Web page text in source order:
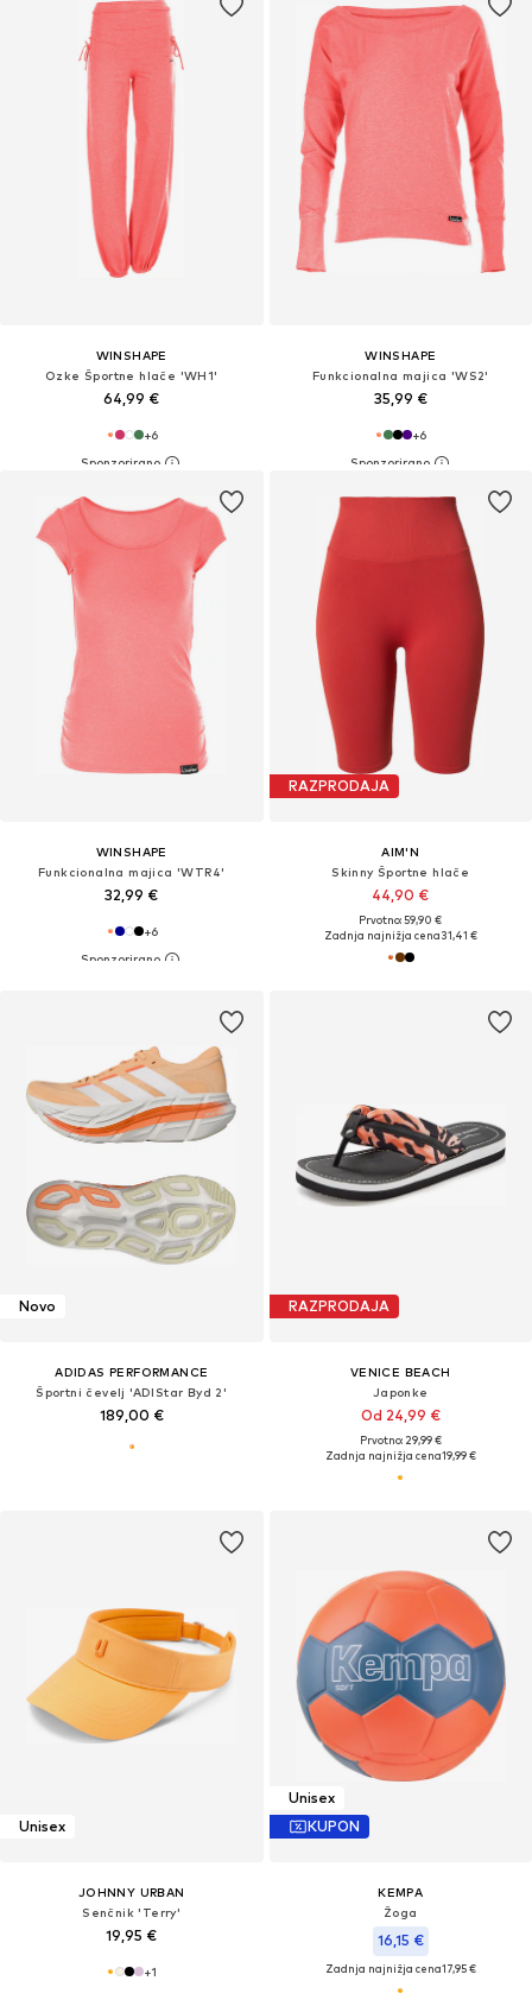
WINSHAPE
Ozke Športne hlače 'WH1'
64,99 €
+6
WINSHAPE
Funkcionalna majica 'WS2'
35,99 €
+6
WINSHAPE
Funkcionalna majica 'WTR4'
32,99 €
+6
RAZPRODAJA
AIM'N
Skinny Športne hlače
44,90 €
Prvotno: 59,90 €
Zadnja najnižja cena31,41 €
Novo
ADIDAS PERFORMANCE
Športni čevelj 'ADIStar Byd 2'
189,00 €
RAZPRODAJA
VENICE BEACH
Japonke
Od 24,99 €
Prvotno: 29,99 €
Zadnja najnižja cena19,99 €
Unisex
JOHNNY URBAN
Senčnik 'Terry'
19,95 €
+1
Unisex
KUPON
KEMPA
Žoga
16,15 €
Zadnja najnižja cena17,95 €